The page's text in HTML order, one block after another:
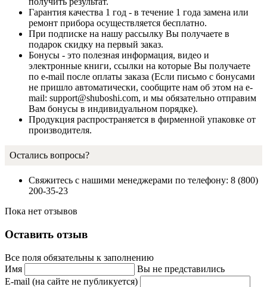
Гарантия качества 1 год - в течение 1 года замена или
ремонт прибора осуществляется бесплатно.
При подписке на нашу рассылку Вы получаете в
подарок скидку на первый заказ.
Бонусы - это полезная информация, видео и
электронные книги, ссылки на которые Вы получаете
по e-mail после оплаты заказа (Если письмо с бонусами
не пришло автоматически, сообщите нам об этом на e-
mail: support@shuboshi.com, и мы обязательно отправим
Вам бонусы в индивидуальном порядке).
Продукция распространяется в фирменной упаковке от
производителя.
Остались вопросы?
Свяжитесь с нашими менеджерами по телефону: 8 (800)
200-35-23
Пока нет отзывов
Оставить отзыв
Все поля обязательны к заполнению
Имя
Вы не представились
E-mail (на сайте не публикуется)